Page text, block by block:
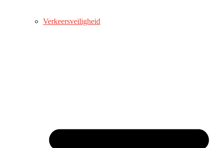
Verkeersveiligheid